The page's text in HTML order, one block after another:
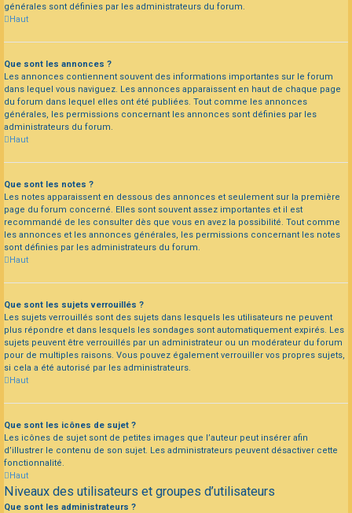
générales sont définies par les administrateurs du forum.
Haut
Que sont les annonces ?
Les annonces contiennent souvent des informations importantes sur le forum
dans lequel vous naviguez. Les annonces apparaissent en haut de chaque page
du forum dans lequel elles ont été publiées. Tout comme les annonces
générales, les permissions concernant les annonces sont définies par les
administrateurs du forum.
Haut
Que sont les notes ?
Les notes apparaissent en dessous des annonces et seulement sur la première
page du forum concerné. Elles sont souvent assez importantes et il est
recommandé de les consulter dès que vous en avez la possibilité. Tout comme
les annonces et les annonces générales, les permissions concernant les notes
sont définies par les administrateurs du forum.
Haut
Que sont les sujets verrouillés ?
Les sujets verrouillés sont des sujets dans lesquels les utilisateurs ne peuvent
plus répondre et dans lesquels les sondages sont automatiquement expirés. Les
sujets peuvent être verrouillés par un administrateur ou un modérateur du forum
pour de multiples raisons. Vous pouvez également verrouiller vos propres sujets,
si cela a été autorisé par les administrateurs.
Haut
Que sont les icônes de sujet ?
Les icônes de sujet sont de petites images que l’auteur peut insérer afin
d’illustrer le contenu de son sujet. Les administrateurs peuvent désactiver cette
fonctionnalité.
Haut
Niveaux des utilisateurs et groupes d’utilisateurs
Que sont les administrateurs ?